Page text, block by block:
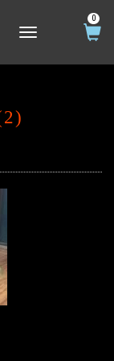
TOGGLE NAVIGATION
0